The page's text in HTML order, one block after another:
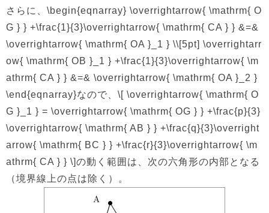
さらに、\begin{eqnarray} \overrightarrow{ \mathrm{ O
G } } +\frac{1}{3}\overrightarrow{ \mathrm{ CA } } &=&
\overrightarrow{ \mathrm{ OA }_1 } \\[5pt] \overrightarr
ow{ \mathrm{ OB }_1 } +\frac{1}{3}\overrightarrow{ \m
athrm{ CA } } &=& \overrightarrow{ \mathrm{ OA }_2 }
\end{eqnarray}なので、\[ \overrightarrow{ \mathrm{ O
G }_1 } = \overrightarrow{ \mathrm{ OG } } +\frac{p}{3}
\overrightarrow{ \mathrm{ AB } } +\frac{q}{3}\overright
arrow{ \mathrm{ BC } } +\frac{r}{3}\overrightarrow{ \m
athrm{ CA } } \]の動く範囲は、次の六角形の内部となる
（境界線上の点は除く）。